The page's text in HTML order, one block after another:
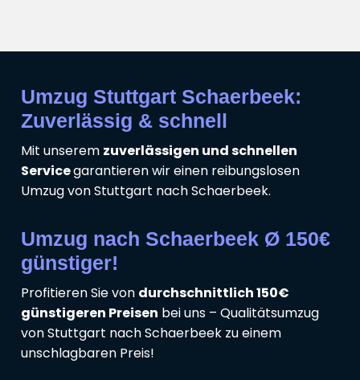
Umzug Stuttgart Schaerbeek:
Zuverlässig & schnell
Mit unserem zuverlässigen und schnellen
Servicegarantieren wir einen reibungslosen
Umzug von Stuttgart nach Schaerbeek.
Umzug nach Schaerbeek Ø 150€
günstiger!
Profitieren Sie von durchschnittlich 150€
günstigeren Preisen bei uns – Qualitätsumzug
von Stuttgart nach Schaerbeek zu einem
unschlagbaren Preis!